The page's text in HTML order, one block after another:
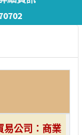
易公司：商業